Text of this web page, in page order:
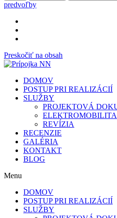
predvoľby
Preskočiť na obsah
DOMOV
POSTUP PRI REALIZÁCIÍ
SLUŽBY
PROJEKTOVÁ
ELEKTROMOBILITA
REVÍZIA
RECENZIE
GALÉRIA
KONTAKT
BLOG
Menu
DOMOV
POSTUP PRI REALIZÁCIÍ
SLUŽBY